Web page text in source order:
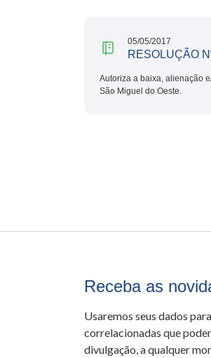
05/05/2017
RESOLUÇÃO
Autoriza a baixa, alienação
São Miguel do Oeste.
Receba as
Usaremos seus dados
correlacionadas que
divulgação, a qualquer